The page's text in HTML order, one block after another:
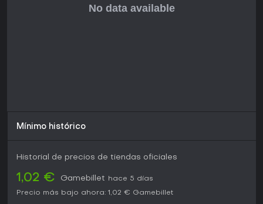
Mínimo histórico
Historial de precios de tiendas oficiales
1,02 € Gamebillet
hace 5 días
Precio más bajo ahora: 1,02 € Gamebillet